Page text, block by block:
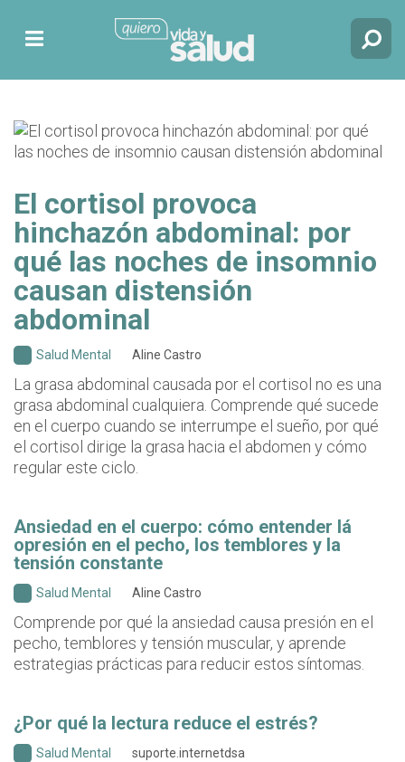
El cortisol provoca
hinchazón abdominal: por
qué las noches de insomnio
causan distensión
abdominal
Salud Mental Aline Castro
La grasa abdominal causada por el cortisol no es una
grasa abdominal cualquiera. Comprende qué sucede
en el cuerpo cuando se interrumpe el sueño, por qué
el cortisol dirige la grasa hacia el abdomen y cómo
regular este ciclo.
Ansiedad en el cuerpo: cómo entender lá
opresión en el pecho, los temblores y la
tensión constante
Salud Mental Aline Castro
Comprende por qué la ansiedad causa presión en el
pecho, temblores y tensión muscular, y aprende
estrategias prácticas para reducir estos síntomas.
¿Por qué la lectura reduce el estrés?
Salud Mental suporte.internetdsa